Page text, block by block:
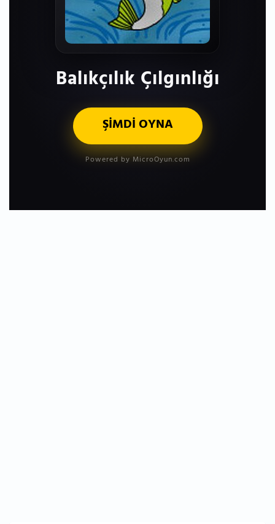
Balıkçılık Çılgınlığı
ŞİMDİ OYNA
Powered by MicroOyun.com